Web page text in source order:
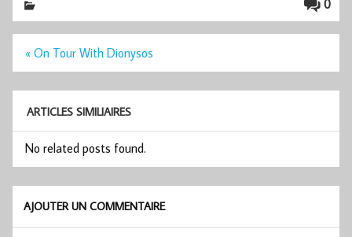
0
Navigation
« On Tour With Dionysos
ARTICLES SIMILIAIRES
No related posts found.
AJOUTER UN COMMENTAIRE